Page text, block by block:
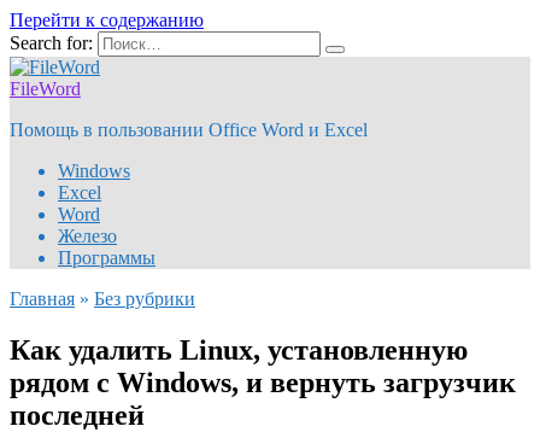
Перейти к содержанию
Search for:
FileWord
Помощь в пользовании Office Word и Excel
Windows
Excel
Word
Железо
Программы
Главная » Без рубрики
Как удалить Linux, установленную
рядом с Windows, и вернуть загрузчик
последней